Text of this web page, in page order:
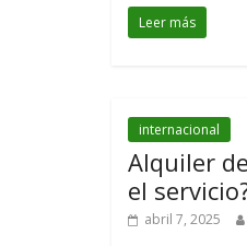
Leer más
internacional
Alquiler
el
abril 7, 2025